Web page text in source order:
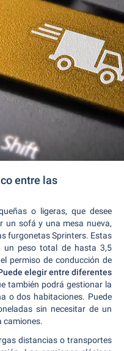
entre las
o ligeras, que desee
un sofá y una mesa nueva,
furgonetas Sprinters. Estas
un peso total de hasta 3,5
permiso de conducción de
elegir entre diferentes
también podrá gestionar la
o dos habitaciones. Puede
sin necesitar de un
camiones.
distancias o transportes